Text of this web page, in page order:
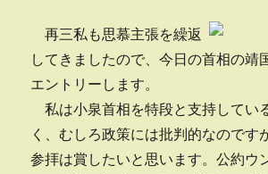
再三私も思慕主張を繰返
してきましたので、今日の首相の靖
エントリーします。
私は小泉首相を特段と支持してい
く、むしろ政策には批判的なのです
参拝は賞したいと思います。公約ウ